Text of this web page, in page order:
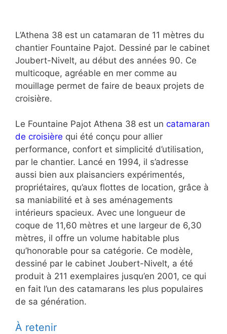
L’Athena 38 est un catamaran de 11 mètres du
chantier Fountaine Pajot. Dessiné par le cabinet
Joubert-Nivelt, au début des années 90. Ce
multicoque, agréable en mer comme au
mouillage permet de faire de beaux projets de
croisière.
Le Fountaine Pajot Athena 38 est un catamaran
de croisière qui été conçu pour allier
performance, confort et simplicité d’utilisation,
par le chantier. Lancé en 1994, il s’adresse
aussi bien aux plaisanciers expérimentés,
propriétaires, qu’aux flottes de location, grâce à
sa maniabilité et à ses aménagements
intérieurs spacieux. Avec une longueur de
coque de 11,60 mètres et une largeur de 6,30
mètres, il offre un volume habitable plus
qu’honorable pour sa catégorie. Ce modèle,
dessiné par le cabinet Joubert-Nivelt, a été
produit à 211 exemplaires jusqu’en 2001, ce qui
en fait l’un des catamarans les plus populaires
de sa génération.
À retenir